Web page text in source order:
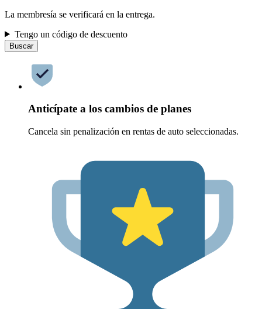
La membresía se verificará en la entrega.
Tengo un código de descuento
Buscar
Anticípate a los cambios de planes
Cancela sin penalización en rentas de auto seleccionadas.